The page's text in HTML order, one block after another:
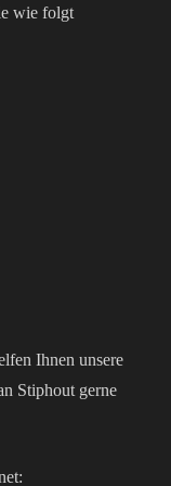
wie folgt
Ihnen unsere
Stiphout gerne